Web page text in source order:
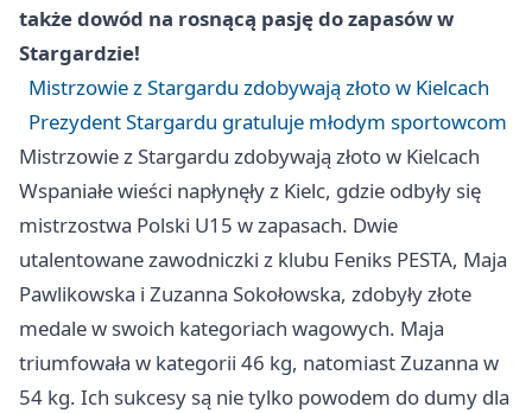
także dowód na rosnącą pasję do zapasów w
Stargardzie!
Mistrzowie z Stargardu zdobywają złoto w Kielcach
Prezydent Stargardu gratuluje młodym sportowcom
Mistrzowie z Stargardu zdobywają złoto w Kielcach
Wspaniałe wieści napłynęły z Kielc, gdzie odbyły się
mistrzostwa Polski U15 w zapasach. Dwie
utalentowane zawodniczki z klubu Feniks PESTA, Maja
Pawlikowska i Zuzanna Sokołowska, zdobyły złote
medale w swoich kategoriach wagowych. Maja
triumfowała w kategorii 46 kg, natomiast Zuzanna w
54 kg. Ich sukcesy są nie tylko powodem do dumy dla